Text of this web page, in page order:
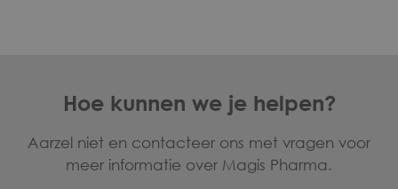
Hoe kunnen we je helpen?
Aarzel niet en contacteer ons met vragen voor
meer informatie over Magis Pharma.